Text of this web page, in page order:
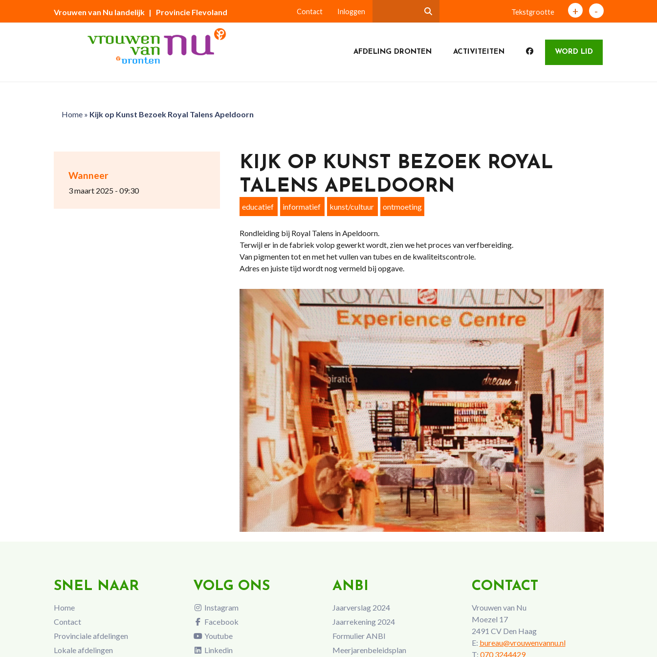
Vrouwen van Nu landelijk | Provincie Flevoland Contact Inloggen Tekstgrootte + -
AFDELING DRONTEN ACTIVITEITEN WORD LID
Home» Kijk op Kunst Bezoek Royal Talens Apeldoorn
Wanneer
3 maart 2025 - 09:30
KIJK OP KUNST BEZOEK ROYAL
TALENS APELDOORN
educatief informatief kunst/cultuur ontmoeting
Rondleiding bij Royal Talens in Apeldoorn.
Terwijl er in de fabriek volop gewerkt wordt, zien we het proces van verfbereiding.
Van pigmenten tot en met het vullen van tubes en de kwaliteitscontrole.
Adres en juiste tijd wordt nog vermeld bij opgave.
SNEL NAAR
Home
Contact
Provinciale afdelingen
Lokale afdelingen
VOLG ONS
Instagram
Facebook
Youtube
Linkedin
ANBI
Jaarverslag 2024
Jaarrekening 2024
Formulier ANBI
Meerjarenbeleidsplan
CONTACT
Vrouwen van Nu
Moezel 17
2491 CV Den Haag
E: bureau@vrouwenvannu.nl
T: 070 3244429